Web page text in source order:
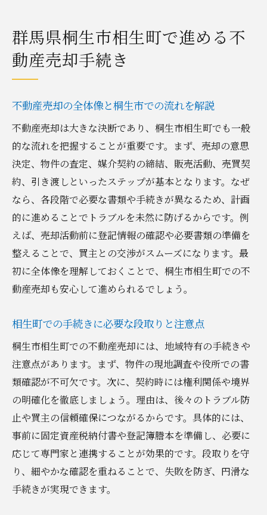
不動産売却経験者の声から学ぶ賢い進め方
売却前に知っておきたい費用とリスク管理
不動産売却に必要な書類と準備とは
不動産売却手続きで必要となる書類一覧
桐生市で準備すべき書類と取得方法のコツ
相生町の物件売却で注意すべき書類不備対
策
不動産売却時の本人確認と資料整理の重要
性
スムーズな売却のための事前準備チェック
項目
地元不動産会社と連携した書類準備の流れ
相生町で失敗しない不動産売却のコツ
不動産売却で失敗を防ぐための基本ポイン
相生町で高く売るための戦略と交渉術
地元不動産会社との信頼関係が成否を左右
売却活動の進め方と価格設定のポイント
口コミやレビューを活用した最適な選択方
法
スムーズな売却を叶える手続きの流れ
不動産売却手続きの順序と各ステップを解
説
群馬県桐生市相生町で進める不
動産売却手続き
不動産売却の全体像と桐生市での流れを解説
不動産売却は大きな決断であり、桐生市相生町でも一般
的な流れを把握することが重要です。まず、売却の意思
決定、物件の査定、媒介契約の締結、販売活動、売買契
約、引き渡しといったステップが基本となります。なぜ
なら、各段階で必要な書類や手続きが異なるため、計画
的に進めることでトラブルを未然に防げるからです。例
えば、売却活動前に登記情報の確認や必要書類の準備を
整えることで、買主との交渉がスムーズになります。最
初に全体像を理解しておくことで、桐生市相生町での不
動産売却も安心して進められるでしょう。
相生町での手続きに必要な段取りと注意点
桐生市相生町での不動産売却には、地域特有の手続きや
注意点があります。まず、物件の現地調査や役所での書
類確認が不可欠です。次に、契約時には権利関係や境界
の明確化を徹底しましょう。理由は、後々のトラブル防
止や買主の信頼確保につながるからです。具体的には、
事前に固定資産税納付書や登記簿謄本を準備し、必要に
応じて専門家と連携することが効果的です。段取りを守
り、細やかな確認を重ねることで、失敗を防ぎ、円滑な
手続きが実現できます。